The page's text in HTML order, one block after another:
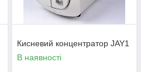
Кисневий концентратор JAY1
В наявності